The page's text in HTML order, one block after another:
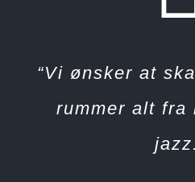
“Vi ønsker at
rummer alt fra